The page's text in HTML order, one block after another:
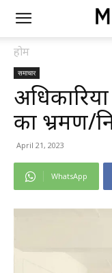
होम
समाचार
का भ्रमण/
April 21, 2023
WhatsApp